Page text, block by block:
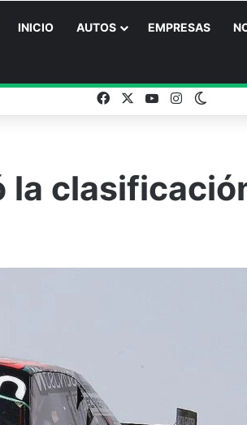
INICIO AUTOS EMPRESAS
FacebookYouTubeInstagram
Switch
la